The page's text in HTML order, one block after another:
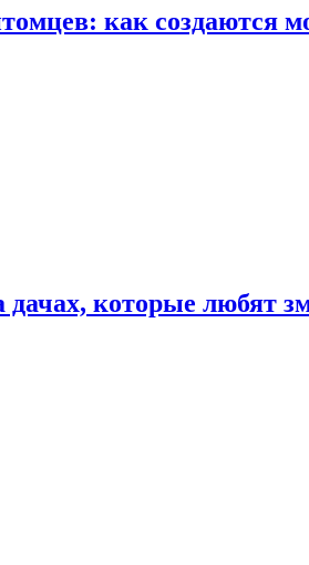
как создаются
дачах, которые любят